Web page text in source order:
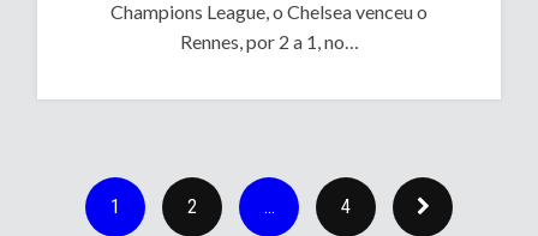
Champions League, o Chelsea venceu o
Rennes, por 2 a 1, no…
1 2 … 4